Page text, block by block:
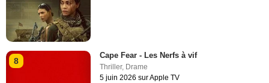
8
Cape Fear - Les Nerfs à vif
Thriller, Drame
5 juin 2026 sur Apple TV